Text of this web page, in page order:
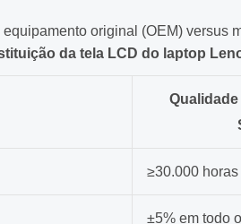
equipamento original (OEM) versus
da tela LCD do laptop
Qualidade
≥30.000 horas
±5% em todo